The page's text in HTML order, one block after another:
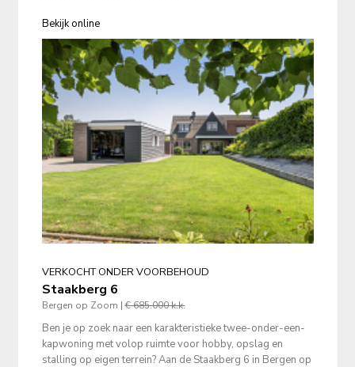
Bekijk online
VERKOCHT ONDER VOORBEHOUD
Staakberg 6
Bergen op Zoom |€ 685.000 k.k.
Ben je op zoek naar een karakteristieke twee-onder-een-
kapwoning met volop ruimte voor hobby, opslag en
stalling op eigen terrein? Aan de Staakberg 6 in Bergen op